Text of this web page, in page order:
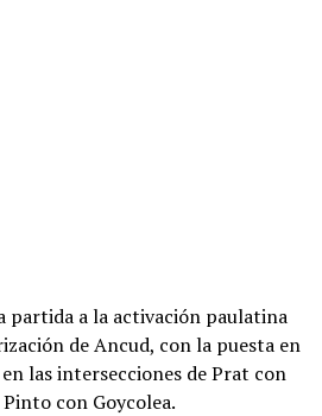
partida a la activación paulatina
de Ancud, con la puesta en
las intersecciones de Prat con
con Goycolea.